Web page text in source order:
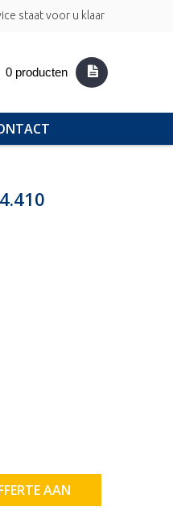
staat voor u klaar
0 producten
AAN